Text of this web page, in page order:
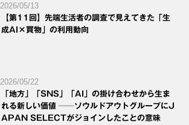
2026/05/13
【第11回】先端生活者の調査で見えてきた「生
成AI×買物」の利用動向
2026/05/22
「地方」「SNS」「AI」の掛け合わせから生ま
れる新しい価値 ──ソウルドアウトグループにJ
APAN SELECTがジョインしたことの意味